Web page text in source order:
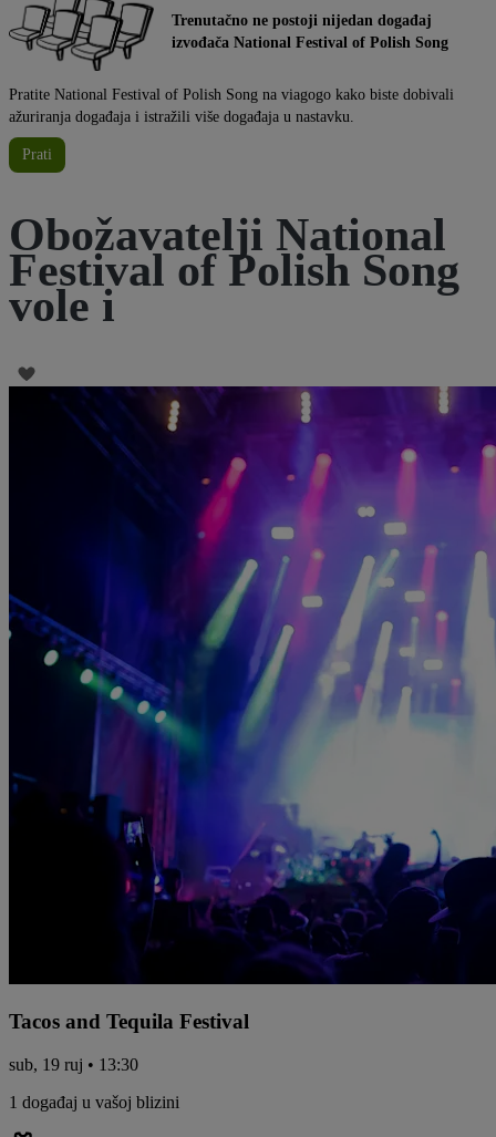
Trenutačno ne postoji nijedan događaj
izvođača National Festival of Polish Song
Pratite National Festival of Polish Song na viagogo kako biste dobivali
ažuriranja događaja i istražili više događaja u nastavku.
Prati
Obožavatelji National
Festival of Polish Song
vole i
Tacos and Tequila Festival
sub, 19 ruj • 13:30
1 događaj u vašoj blizini